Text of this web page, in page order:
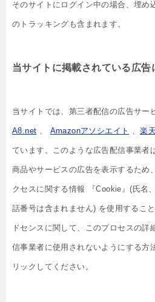
そのサイトにログイン中の場合、埋め
のトラッキングも含まれます。
当サイトに掲載されている広告
当サイトでは、第三者配信の広告サー
A8.net 、 Amazonアソシエイト 、楽
ています。このような広告配信事業者
商品やサービスの広告を表示するため
クセスに関する情報 『Cookie』(氏名
話番号は含まれません) を使用するこ
ドセンスに関して、このプロセスの詳
信事業者に使用されないようにする方
リックしてください。